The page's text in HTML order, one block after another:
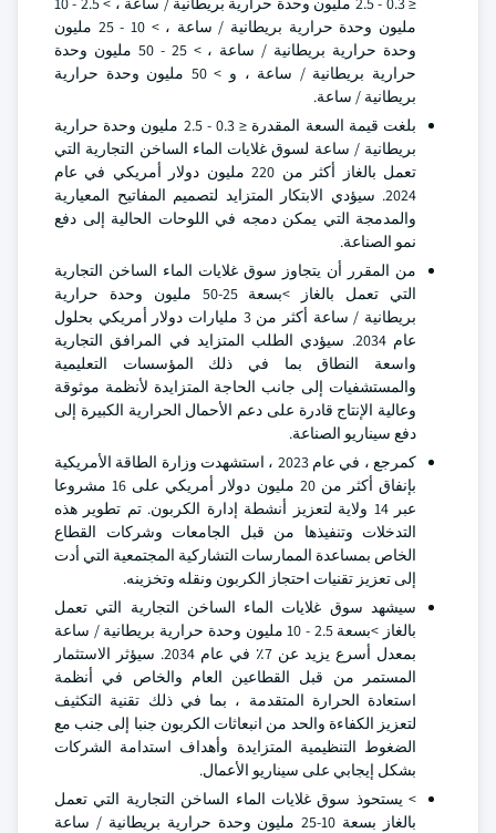
مليون وحدة حرارية بريطانية / ساعة ، > 10 - 25 مليون
وحدة حرارية بريطانية / ساعة ، > 25 - 50 مليون وحدة
حرارية بريطانية / ساعة ، و > 50 مليون وحدة حرارية
بريطانية / ساعة.
بلغت قيمة السعة المقدرة ≤ 0.3 - 2.5 مليون وحدة حرارية
بريطانية / ساعة لسوق غلايات الماء الساخن التجارية التي
تعمل بالغاز أكثر من 220 مليون دولار أمريكي في عام
2024. سيؤدي الابتكار المتزايد لتصميم المفاتيح المعيارية
والمدمجة التي يمكن دمجه في اللوحات الحالية إلى دفع
نمو الصناعة.
من المقرر أن يتجاوز سوق غلايات الماء الساخن التجارية
التي تعمل بالغاز >بسعة 25-50 مليون وحدة حرارية
بريطانية / ساعة أكثر من 3 مليارات دولار أمريكي بحلول
عام 2034. سيؤدي الطلب المتزايد في المرافق التجارية
واسعة النطاق بما في ذلك المؤسسات التعليمية
والمستشفيات إلى جانب الحاجة المتزايدة لأنظمة موثوقة
وعالية الإنتاج قادرة على دعم الأحمال الحرارية الكبيرة إلى
دفع سيناريو الصناعة.
كمرجع ، في عام 2023 ، استشهدت وزارة الطاقة الأمريكية
بإنفاق أكثر من 20 مليون دولار أمريكي على 16 مشروعا
عبر 14 ولاية لتعزيز أنشطة إدارة الكربون. تم تطوير هذه
التدخلات وتنفيذها من قبل الجامعات وشركات القطاع
الخاص بمساعدة الممارسات التشاركية المجتمعية التي أدت
إلى تعزيز تقنيات احتجاز الكربون ونقله وتخزينه.
سيشهد سوق غلايات الماء الساخن التجارية التي تعمل
بالغاز >بسعة 2.5 - 10 مليون وحدة حرارية بريطانية / ساعة
بمعدل أسرع يزيد عن 7٪ في عام 2034. سيؤثر الاستثمار
المستمر من قبل القطاعين العام والخاص في أنظمة
استعادة الحرارة المتقدمة ، بما في ذلك تقنية التكثيف
لتعزيز الكفاءة والحد من انبعاثات الكربون جنبا إلى جنب مع
الضغوط التنظيمية المتزايدة وأهداف استدامة الشركات
بشكل إيجابي على سيناريو الأعمال.
> يستحوذ سوق غلايات الماء الساخن التجارية التي تعمل
بالغاز بسعة 10-25 مليون وحدة حرارية بريطانية / ساعة